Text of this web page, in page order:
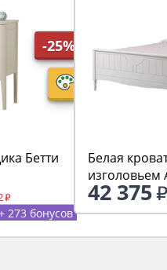
-25%
Бетти
273 бонусов
Белая
1600х2000
42 375